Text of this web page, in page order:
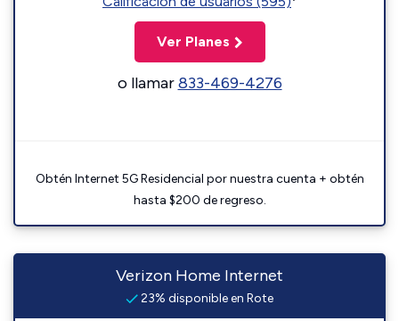
Ver Planes
o llamar833-469-4276
Obtén Internet 5G Residencial por nuestra cuenta + obtén
hasta $200 de regreso.
Verizon Home Internet
23% disponible en Rote